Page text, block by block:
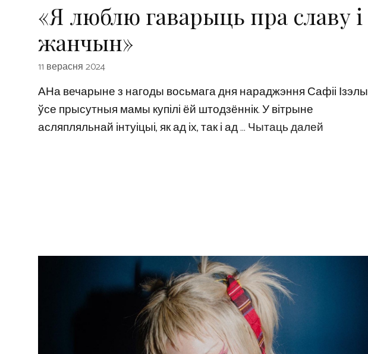
«Я люблю гаварыць пра славу і
жанчын»
11 верасня 2024
АНа вечарыне з нагоды восьмага дня нараджэння Сафіі Ізэлы
ўсе прысутныя мамы купілі ёй штодзённік. У вітрыне
асляпляльнай інтуіцыі, як ад іх, так і ад …Чытаць далей